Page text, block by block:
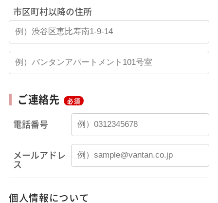
市区町村以降の住所
ご連絡先 必須
電話番号
メールアドレ
ス
個人情報について